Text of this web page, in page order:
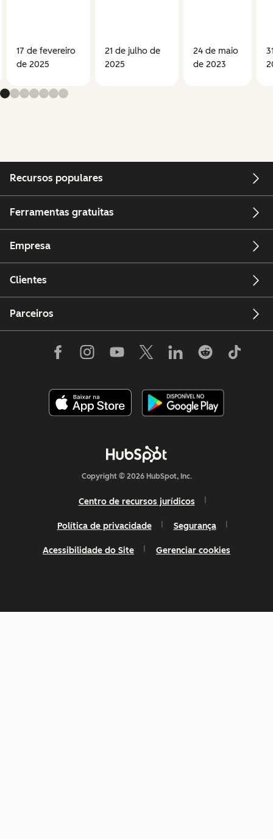
17 de fevereiro
de 2025
21 de julho de
2025
24 de maio
de 2023
Recursos populares
Ferramentas gratuitas
Empresa
Clientes
Parceiros
Copyright © 2026 HubSpot, Inc.
Centro de recursos jurídicos
Política de privacidade Segurança
Acessibilidade do Site Gerenciar cookies